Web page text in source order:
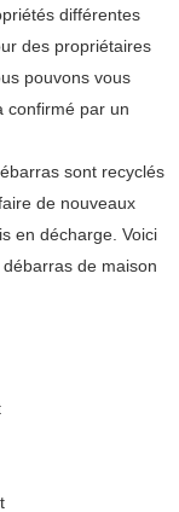
différentes
des propriétaires
pouvons vous
confirmé par un
sont recyclés
de nouveaux
en décharge. Voici
de maison